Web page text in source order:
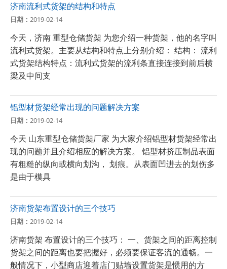
济南流利式货架的结构和特点
日期： 2019-02-14
今天，济南 重型仓储货架 为您介绍一种货架，他的名字叫
流利式货架。主要从结构和特点上分别介绍： 结构： 流利
式货架结构特点：流利式货架的流利条直接连接到前后横
梁及中间支
铝型材货架经常出现的问题解决方案
日期： 2019-02-14
今天 山东重型仓储货架厂家 为大家介绍铝型材货架经常出
现的问题并且介绍相应的解决方案。 铝型材挤压制品表面
有粗糙的纵向或横向划沟， 划痕。从表面凹进去的划伤多
是由于模具
济南货架布置设计的三个技巧
日期： 2019-02-14
济南货架 布置设计的三个技巧： 一、货架之间的距离控制
货架之间的距离也要把握好，必须要保证客流的通畅。一
般情况下，小型商店迎着店门贴墙设置货架是惯用的方